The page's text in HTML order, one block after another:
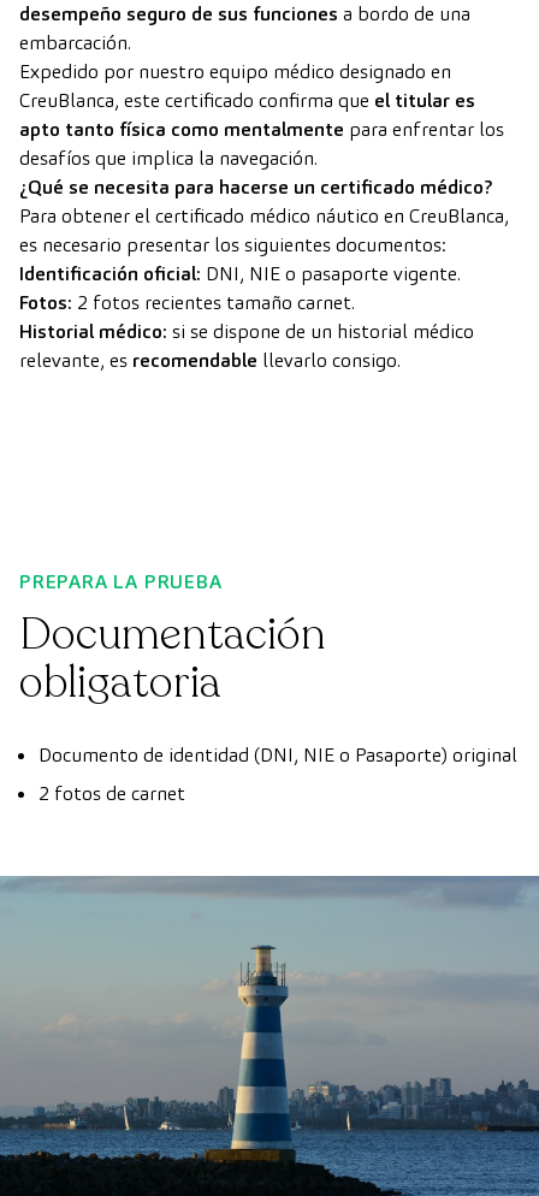
desempeño seguro de sus funciones a bordo de una
embarcación.
Expedido por nuestro equipo médico designado en
CreuBlanca, este certificado confirma que el titular es
apto tanto física como mentalmente para enfrentar los
desafíos que implica la navegación.
¿Qué se necesita para hacerse un certificado médico?
Para obtener el certificado médico náutico en CreuBlanca,
es necesario presentar los siguientes documentos:
Identificación oficial: DNI, NIE o pasaporte vigente.
Fotos: 2 fotos recientes tamaño carnet.
Historial médico: si se dispone de un historial médico
relevante, es recomendable llevarlo consigo.
PREPARA LA PRUEBA
Documentación
obligatoria
Documento de identidad (DNI, NIE o Pasaporte) original
2 fotos de carnet